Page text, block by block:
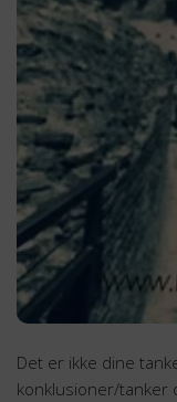
Det er ikke dine
konklusioner/tanker